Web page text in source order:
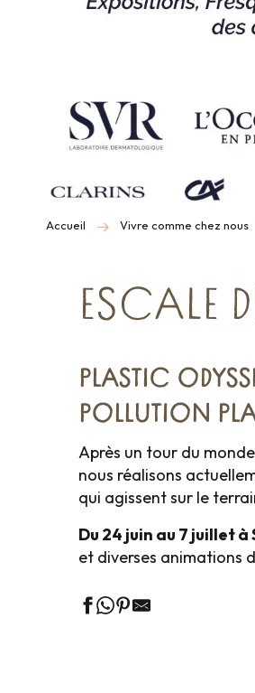
Accueil Vivre comme chez nous
ESCALE
PLASTIC
POLLUTION
Après un tour du
nous réalisons
qui agissent sur le
Du 24 juin au 7 juillet
et diverses animations